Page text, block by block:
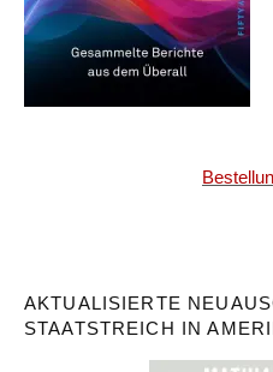
AKTUALISIERTE
STAATSTREICH IN